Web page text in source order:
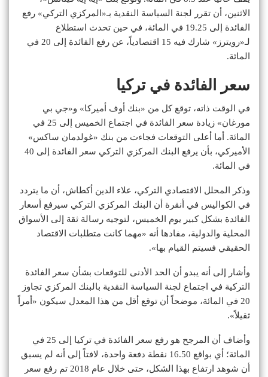
الاثنين، أن تقرر لجنة السياسة النقدية بـ«المركزي التركي» رفع
الفائدة إلى 19.25 في المائة، في حين تحدث استطلاع
لـ«رويترز» شارك فيه 15 اقتصادياً، عن رفع الفائدة إلى 20 في
المائة.
سعر الفائدة في تركيا
في الوقت ذاته، توقع كل من «بنك أوف أميركا» و«جي بي
مورغان» زيادة سعر الفائدة في اجتماع الخميس إلى 25 في
المائة. أما أعلى التوقعات فجاءت من بنك «غولدمان ساكس»
الأميركي، بأن يرفع البنك المركزي التركي سعر الفائدة إلى 40
في المائة.
وذكر المحلل الاقتصادي التركي، علاء الدين أكطاش، أن ما يتردد
في الكواليس في أنقرة أن البنك المركزي التركي سيرفع أسعار
الفائدة بشكل كبير يوم الخميس، لتوجيه رسالة ثقة إلى الأسواق
المحلية والدولية، مفادها أنه «مهما كانت متطلبات الاقتصاد
الحقيقي فسيتم القيام بها».
وأشار إلى أنه يبدو أن الحد الأدنى للتوقعات بشأن سعر الفائدة
التركية في اجتماع لجنة السياسة النقدية بالبنك المركزي تجاوز
20 في المائة، موضحاً أن توقع أقل من هذا المعدل سيكون «أمراً
ثقيلاً».
وأضاف أن المرجح هو رفع سعر الفائدة في تركيا إلى 25 في
المائة؛ أي بواقع 16.50 نقطة دفعة واحدة، لافتاً إلى أنه لم يسبق
أن شوهد ارتفاع بهذا الشكل، حتى خلال عام 2018 تم رفع سعر